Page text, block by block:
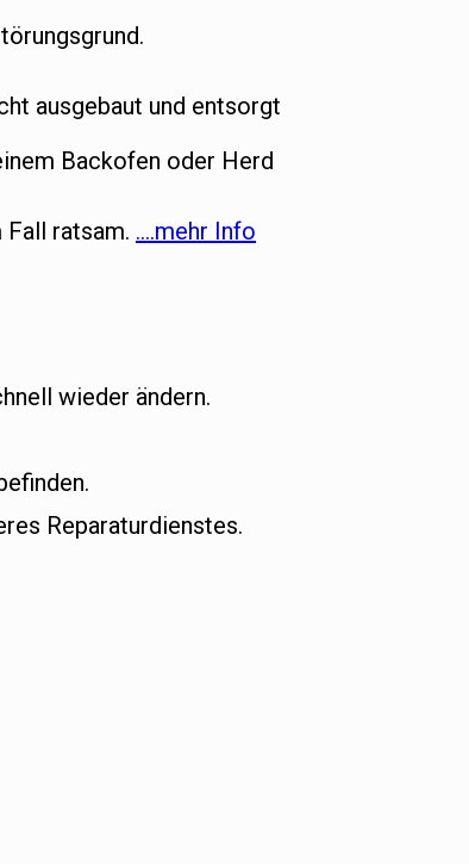
ausgebaut und entsorgt
Backofen oder Herd
ratsam. ….mehr Info
wieder ändern.
Reparaturdienstes.